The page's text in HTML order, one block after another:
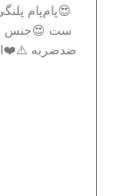
😍پام‌پام
ست 😍جنس
ضدضربه